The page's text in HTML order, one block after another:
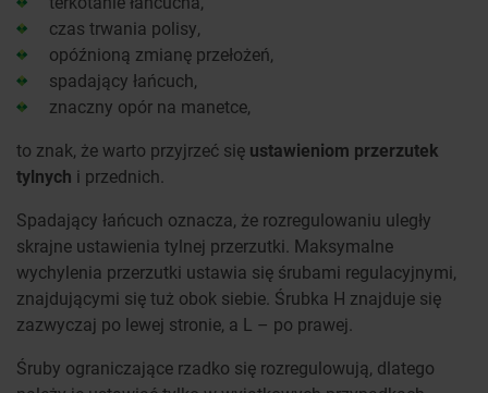
czas trwania polisy,
opóźnioną zmianę przełożeń,
spadający łańcuch,
znaczny opór na manetce,
to znak, że warto przyjrzeć się ustawieniom przerzutek
tylnych i przednich.
Spadający łańcuch oznacza, że rozregulowaniu uległy
skrajne ustawienia tylnej przerzutki. Maksymalne
wychylenia przerzutki ustawia się śrubami regulacyjnymi,
znajdującymi się tuż obok siebie. Śrubka H znajduje się
zazwyczaj po lewej stronie, a L – po prawej.
Śruby ograniczające rzadko się rozregulowują, dlatego